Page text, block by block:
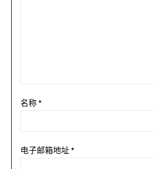
名称*
电子邮箱地址*